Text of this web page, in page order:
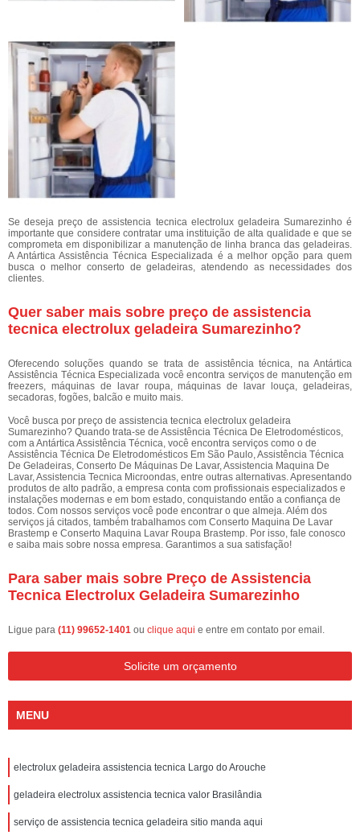
Se deseja preço de assistencia tecnica electrolux geladeira Sumarezinho é
importante que considere contratar uma instituição de alta qualidade e que se
comprometa em disponibilizar a manutenção de linha branca das geladeiras.
A Antártica Assistência Técnica Especializada é a melhor opção para quem
busca o melhor conserto de geladeiras, atendendo as necessidades dos
clientes.
Quer saber mais sobre preço de assistencia
tecnica electrolux geladeira Sumarezinho?
Oferecendo soluções quando se trata de assistência técnica, na Antártica
Assistência Técnica Especializada você encontra serviços de manutenção em
freezers, máquinas de lavar roupa, máquinas de lavar louça, geladeiras,
secadoras, fogões, balcão e muito mais.
Você busca por preço de assistencia tecnica electrolux geladeira
Sumarezinho? Quando trata-se de Assistência Técnica De Eletrodomésticos,
com a Antártica Assistência Técnica, você encontra serviços como o de
Assistência Técnica De Eletrodomésticos Em São Paulo, Assistência Técnica
De Geladeiras, Conserto De Máquinas De Lavar, Assistencia Maquina De
Lavar, Assistencia Tecnica Microondas, entre outras alternativas. Apresentando
produtos de alto padrão, a empresa conta com profissionais especializados e
instalações modernas e em bom estado, conquistando então a confiança de
todos. Com nossos serviços você pode encontrar o que almeja. Além dos
serviços já citados, também trabalhamos com Conserto Maquina De Lavar
Brastemp e Conserto Maquina Lavar Roupa Brastemp. Por isso, fale conosco
e saiba mais sobre nossa empresa. Garantimos a sua satisfação!
Para saber mais sobre Preço de Assistencia
Tecnica Electrolux Geladeira Sumarezinho
Ligue para (11) 99652-1401 ou clique aqui e entre em contato por email.
Solicite um orçamento
MENU
electrolux geladeira assistencia tecnica Largo do Arouche
geladeira electrolux assistencia tecnica valor Brasilândia
serviço de assistencia tecnica geladeira sitio manda aqui